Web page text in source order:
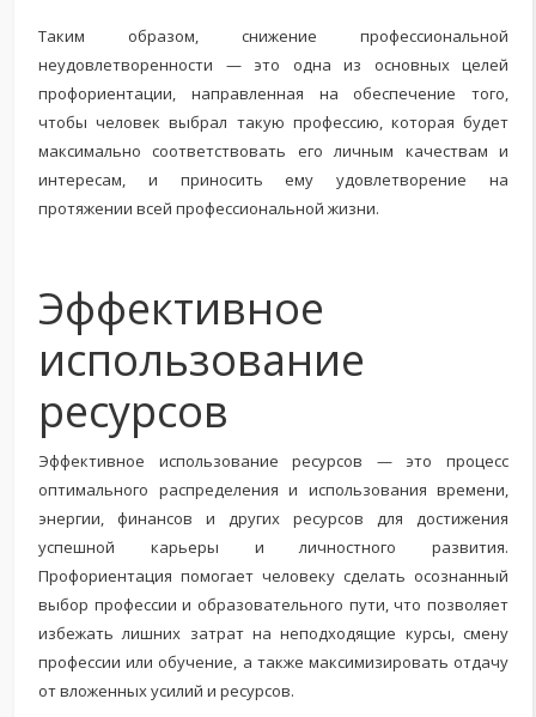
Таким образом, снижение профессиональной
неудовлетворенности — это одна из основных целей
профориентации, направленная на обеспечение того,
чтобы человек выбрал такую профессию, которая будет
максимально соответствовать его личным качествам и
интересам, и приносить ему удовлетворение на
протяжении всей профессиональной жизни.
Эффективное
использование
ресурсов
Эффективное использование ресурсов — это процесс
оптимального распределения и использования времени,
энергии, финансов и других ресурсов для достижения
успешной карьеры и личностного развития.
Профориентация помогает человеку сделать осознанный
выбор профессии и образовательного пути, что позволяет
избежать лишних затрат на неподходящие курсы, смену
профессии или обучение, а также максимизировать отдачу
от вложенных усилий и ресурсов.